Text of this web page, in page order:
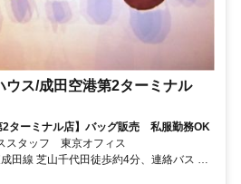
ウス/成田空港第2ターミナル
2ターミナル店】バッグ販売 私服勤務OK
スタッフ 東京オフィス
田線 芝山千代田徒歩約4分、連絡バス 成
43分、京成東成田線/京成本線 東成田徒